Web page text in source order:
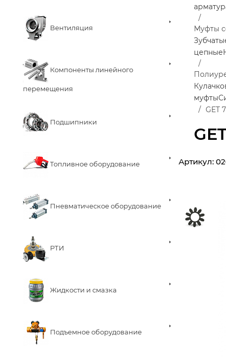
Вентиляция
Компоненты линейного
перемещения
Подшипники
Топливное оборудование
Пневматическое оборудование
РТИ
Жидкости и смазка
Подъемное оборудование
Муфты
цепные
муфты
GET
Артикул: